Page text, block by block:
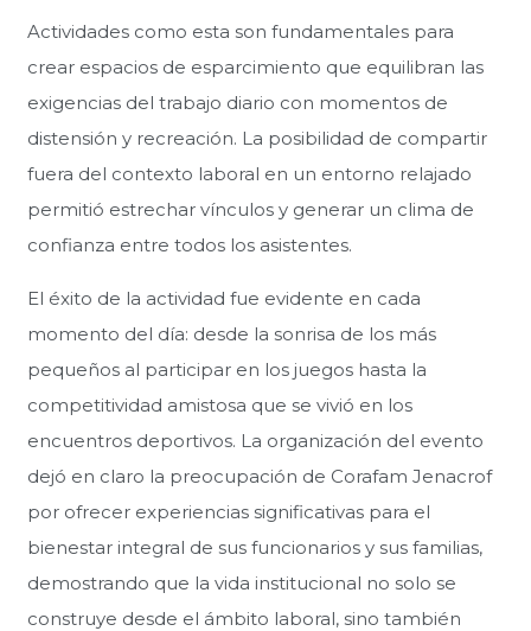
Actividades como esta son fundamentales para
crear espacios de esparcimiento que equilibran las
exigencias del trabajo diario con momentos de
distensión y recreación. La posibilidad de compartir
fuera del contexto laboral en un entorno relajado
permitió estrechar vínculos y generar un clima de
confianza entre todos los asistentes.
El éxito de la actividad fue evidente en cada
momento del día: desde la sonrisa de los más
pequeños al participar en los juegos hasta la
competitividad amistosa que se vivió en los
encuentros deportivos. La organización del evento
dejó en claro la preocupación de Corafam Jenacrof
por ofrecer experiencias significativas para el
bienestar integral de sus funcionarios y sus familias,
demostrando que la vida institucional no solo se
construye desde el ámbito laboral, sino también